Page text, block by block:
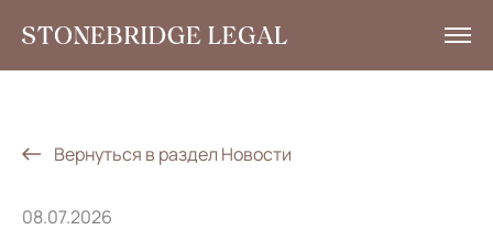
Вернуться в раздел Новости
08.07.2026